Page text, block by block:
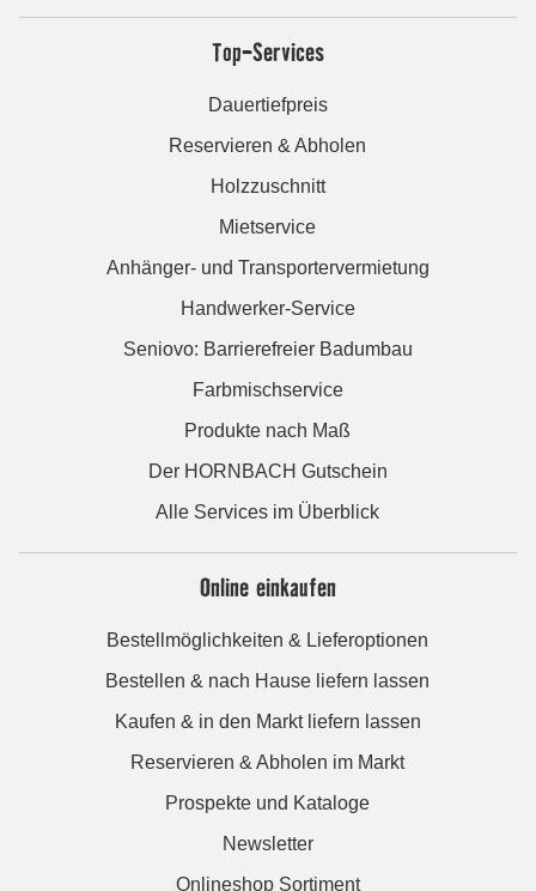
Top-Services
Dauertiefpreis
Reservieren & Abholen
Holzzuschnitt
Mietservice
Anhänger- und Transportervermietung
Handwerker-Service
Seniovo: Barrierefreier Badumbau
Farbmischservice
Produkte nach Maß
Der HORNBACH Gutschein
Alle Services im Überblick
Online einkaufen
Bestellmöglichkeiten & Lieferoptionen
Bestellen & nach Hause liefern lassen
Kaufen & in den Markt liefern lassen
Reservieren & Abholen im Markt
Prospekte und Kataloge
Newsletter
Onlineshop Sortiment